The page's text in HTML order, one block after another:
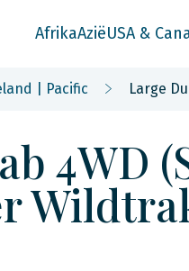
AfrikaAziëUSA &
| Pacific Large
4WD